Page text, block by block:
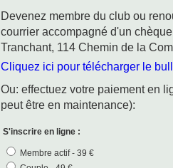
Devenez membre du club ou
courrier accompagné d'un
Tranchant, 114 Chemin de la
Cliquez ici pour télécharger le
Ou: effectuez votre paiement en
peut être en maintenance):
S'inscrire en ligne :
Membre actif - 39 €